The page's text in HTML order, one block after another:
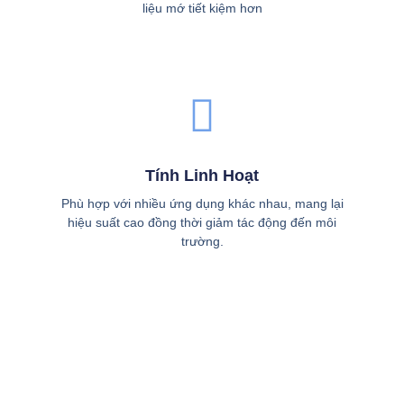
liệu mớ tiết kiệm hơn
Tính Linh Hoạt
Phù hợp với nhiều ứng dụng khác nhau, mang lại
hiệu suất cao đồng thời giảm tác động đến môi
trường.